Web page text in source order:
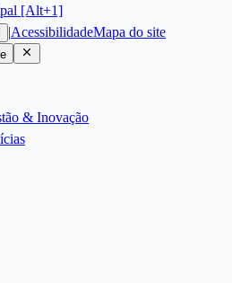
[Alt+1]
|AcessibilidadeMapa do site
& Inovação